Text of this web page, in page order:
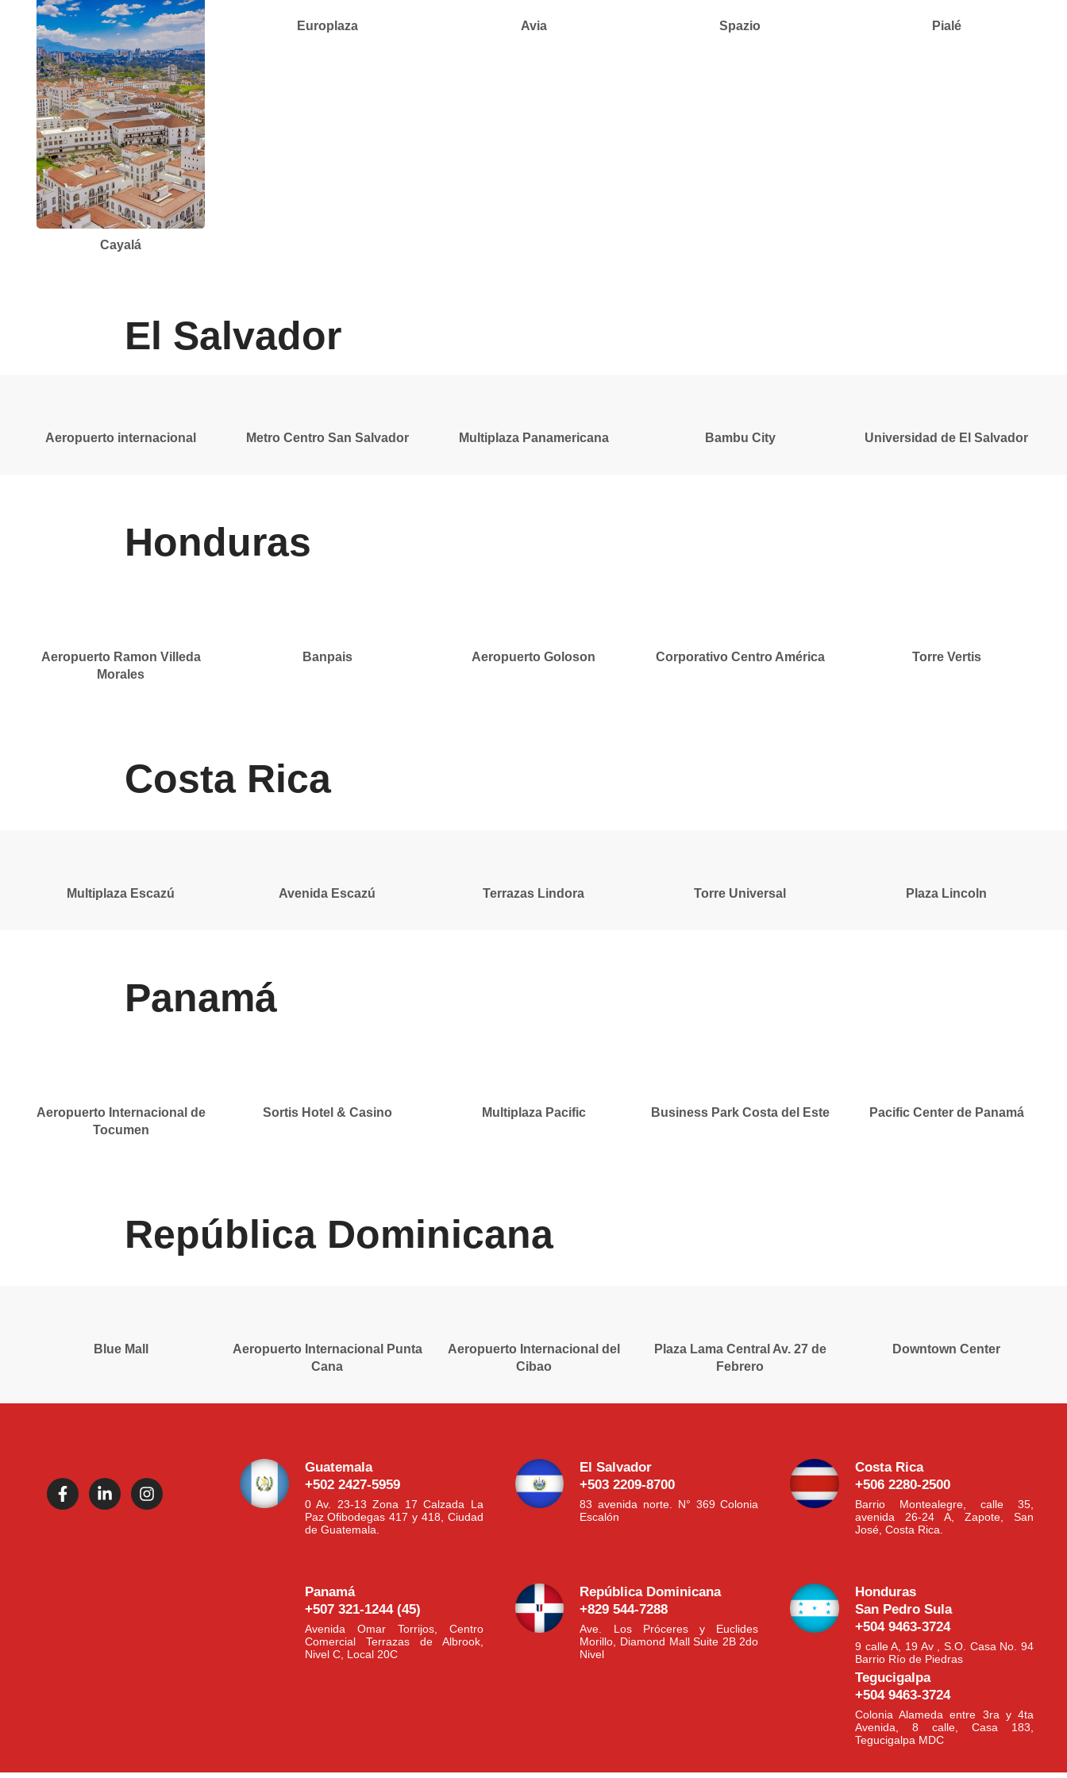
Cayalá
Europlaza Avia Spazio Pialé
El Salvador
Aeropuerto internacional Metro Centro San Salvador Multiplaza Panamericana Bambu City Universidad de El Salvador
Honduras
Aeropuerto Ramon Villeda
Morales
Banpais Aeropuerto Goloson Corporativo Centro América Torre Vertis
Costa Rica
Multiplaza Escazú Avenida Escazú Terrazas Lindora Torre Universal Plaza Lincoln
Panamá
Aeropuerto Internacional de
Tocumen
Sortis Hotel & Casino Multiplaza Pacific Business Park Costa del Este Pacific Center de Panamá
República Dominicana
Blue Mall
Aeropuerto Internacional Punta
Cana
Aeropuerto Internacional del
Cibao
Plaza Lama Central Av. 27 de
Febrero
Downtown Center
Guatemala
+502 2427-5959
0 Av. 23-13 Zona 17 Calzada La
Paz Ofibodegas 417 y 418, Ciudad
de Guatemala.
El Salvador
+503 2209-8700
83 avenida norte. N° 369 Colonia
Escalón
Costa Rica
+506 2280-2500
Barrio Montealegre, calle 35,
avenida 26-24 A, Zapote, San
José, Costa Rica.
Panamá
+507 321-1244 (45)
Avenida Omar Torrijos, Centro
Comercial Terrazas de Albrook,
Nivel C, Local 20C
República Dominicana
+829 544-7288
Ave. Los Próceres y Euclides
Morillo, Diamond Mall Suite 2B 2do
Nivel
Honduras
San Pedro Sula
+504 9463-3724
9 calle A, 19 Av , S.O. Casa No. 94
Barrio Río de Piedras
Tegucigalpa
+504 9463-3724
Colonia Alameda entre 3ra y 4ta
Avenida, 8 calle, Casa 183,
Tegucigalpa MDC